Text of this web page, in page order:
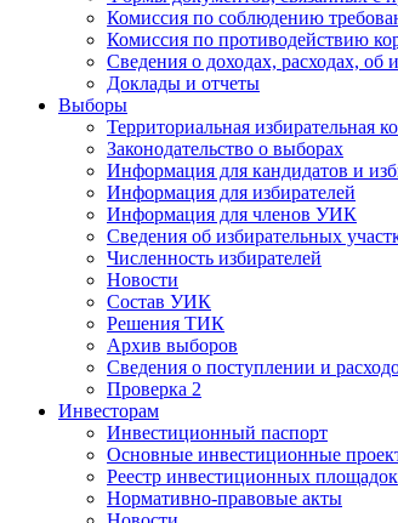
Комиссия по соблюдению
Комиссия по противодействию
Сведения о доходах, расходах, об
Доклады и отчеты
Выборы
Территориальная избирательная
Законодательство о выборах
Информация для кандидатов и
Информация для избирателей
Информация для членов УИК
Сведения об избирательных
Численность избирателей
Новости
Состав УИК
Решения ТИК
Архив выборов
Сведения о поступлении и
Проверка 2
Инвесторам
Инвестиционный паспорт
Основные инвестиционные
Реестр инвестиционных площадок
Нормативно-правовые акты